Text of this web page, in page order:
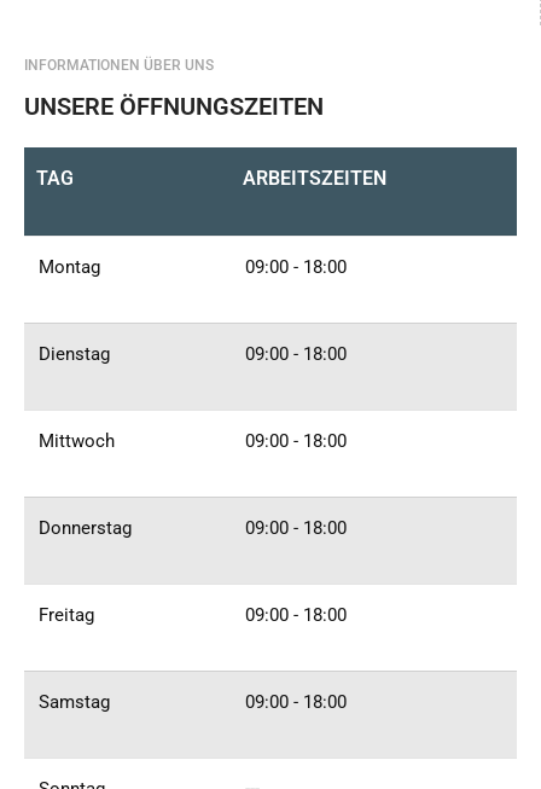
INFORMATIONEN ÜBER UNS
UNSERE ÖFFNUNGSZEITEN
TAG ARBEITSZEITEN
Montag 09:00 - 18:00
Dienstag 09:00 - 18:00
Mittwoch 09:00 - 18:00
Donnerstag 09:00 - 18:00
Freitag 09:00 - 18:00
Samstag 09:00 - 18:00